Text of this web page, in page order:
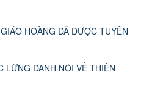
HOÀNG ĐÃ ĐƯỢC TUYÊN
LỪNG DANH NÓI VỀ THIÊN